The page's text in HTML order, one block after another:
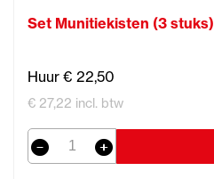
Set Munitiekisten (3 stuks)
Huur € 22,50
€ 27,22 incl. btw